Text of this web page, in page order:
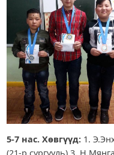
5-7 нас. Хөвгүүд:1.